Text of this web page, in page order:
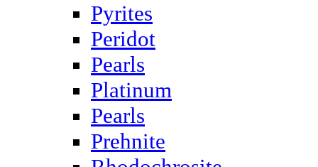
Pyrites
Peridot
Pearls
Platinum
Pearls
Prehnite